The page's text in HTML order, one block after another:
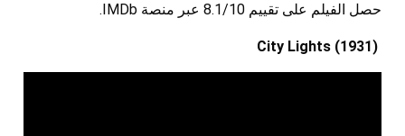
حصل الفيلم على تقييم 8.1/10 عبر منصة IMDb.